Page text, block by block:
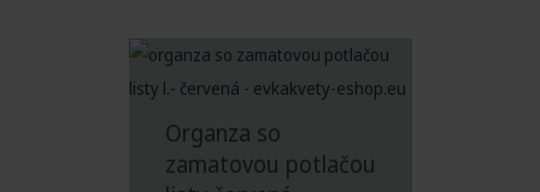
Organza so
zamatovou potlačou